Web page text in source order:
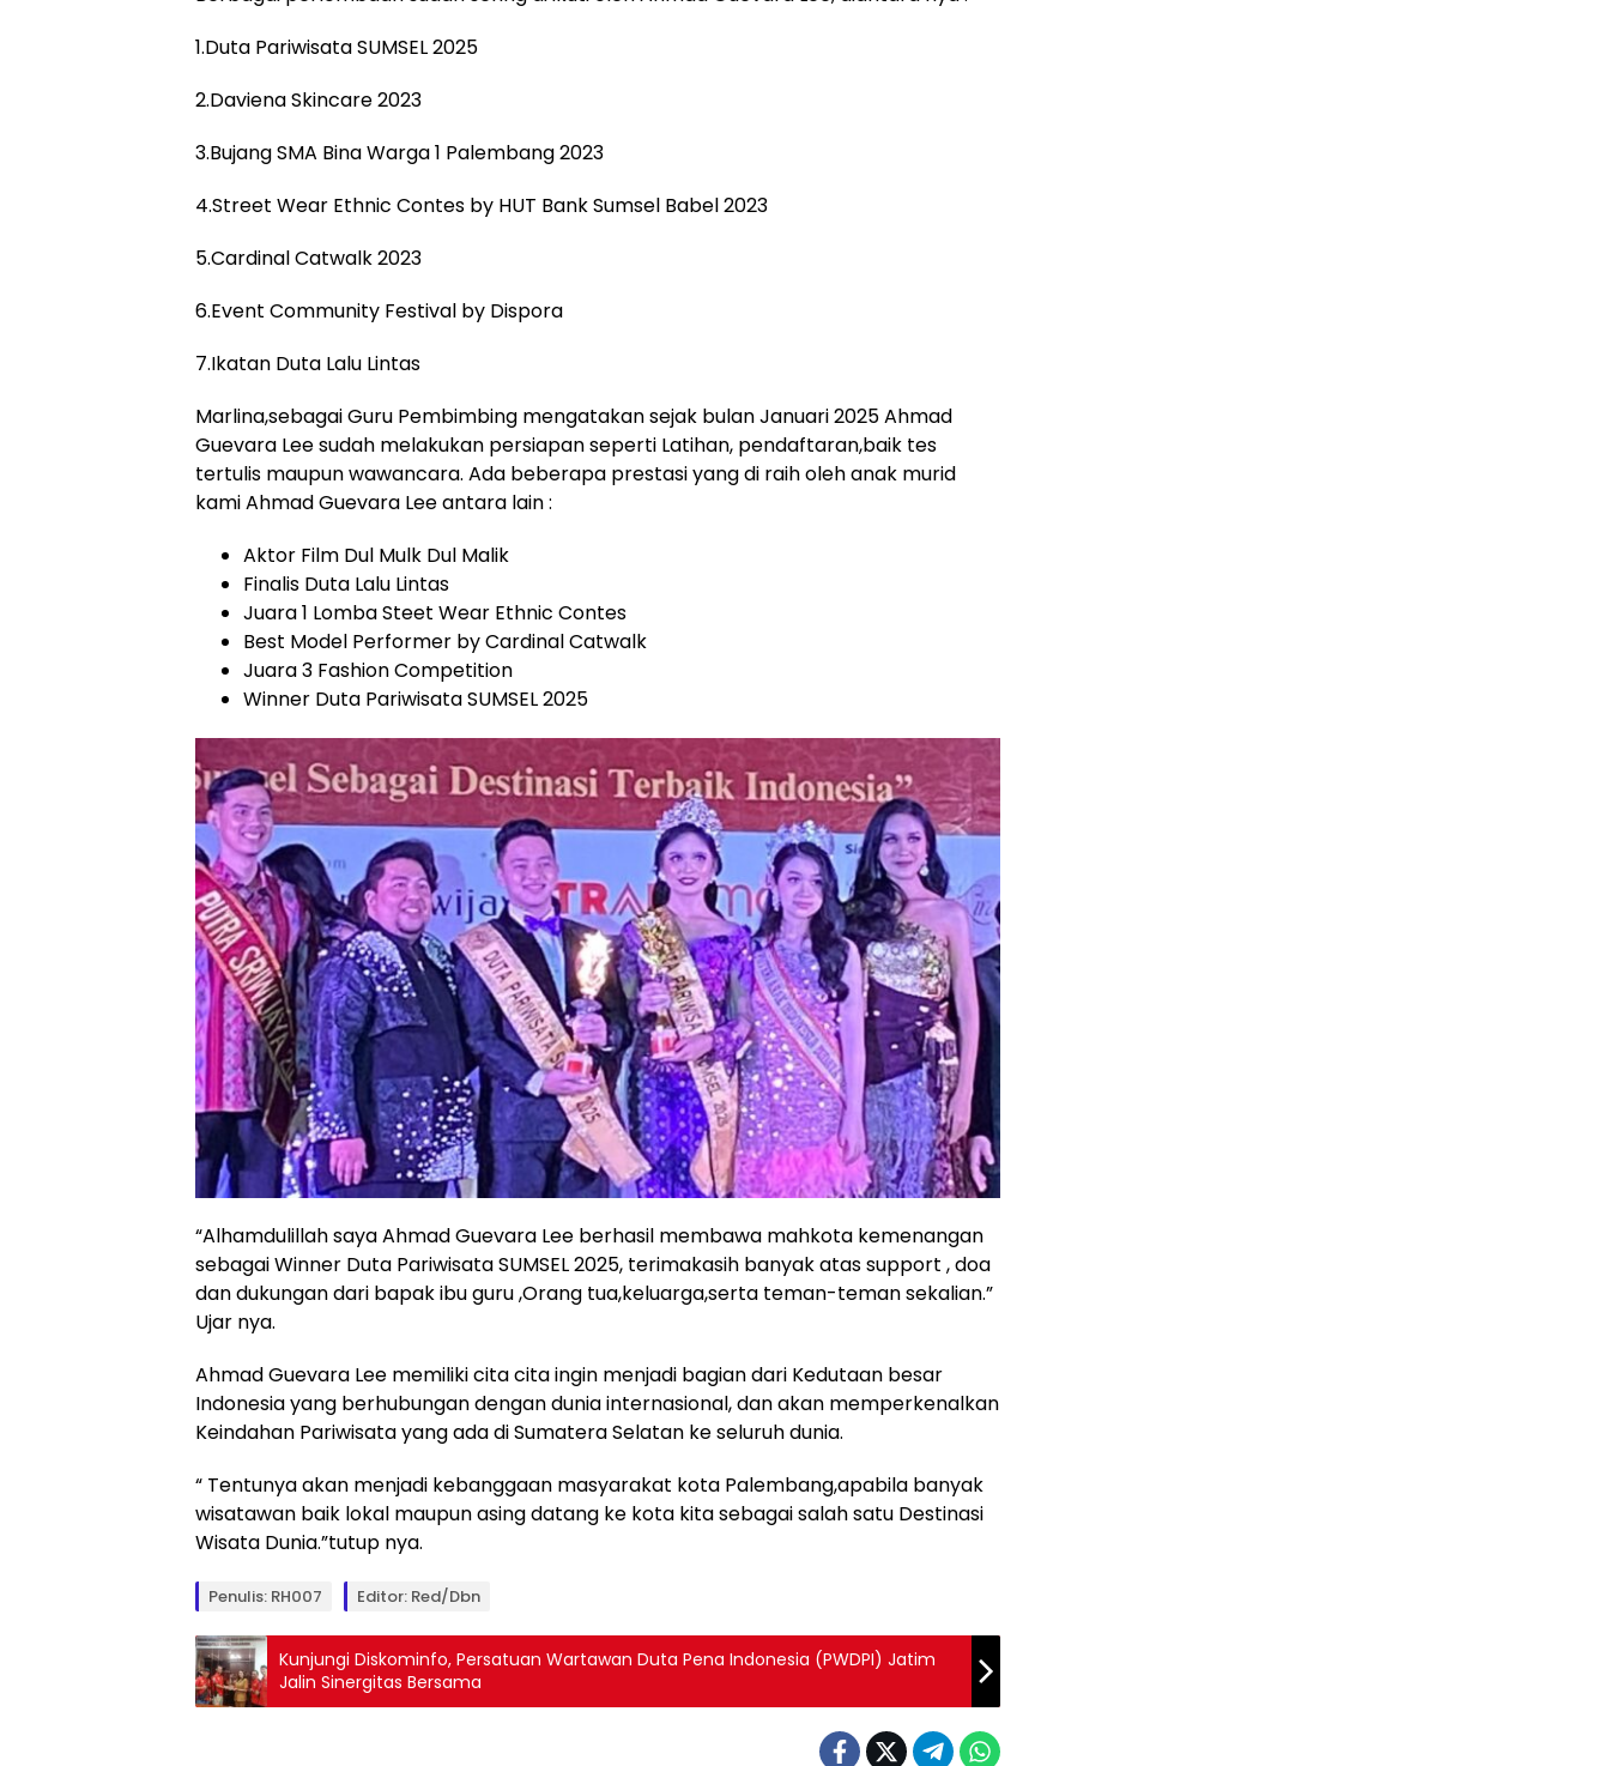
1.Duta Pariwisata SUMSEL 2025
2.Daviena Skincare 2023
3.Bujang SMA Bina Warga 1 Palembang 2023
4.Street Wear Ethnic Contes by HUT Bank Sumsel Babel 2023
5.Cardinal Catwalk 2023
6.Event Community Festival by Dispora
7.Ikatan Duta Lalu Lintas
Marlina,sebagai Guru Pembimbing mengatakan sejak bulan Januari 2025 Ahmad
Guevara Lee sudah melakukan persiapan seperti Latihan, pendaftaran,baik tes
tertulis maupun wawancara. Ada beberapa prestasi yang di raih oleh anak murid
kami Ahmad Guevara Lee antara lain :
Aktor Film Dul Mulk Dul Malik
Finalis Duta Lalu Lintas
Juara 1 Lomba Steet Wear Ethnic Contes
Best Model Performer by Cardinal Catwalk
Juara 3 Fashion Competition
Winner Duta Pariwisata SUMSEL 2025
“Alhamdulillah saya Ahmad Guevara Lee berhasil membawa mahkota kemenangan
sebagai Winner Duta Pariwisata SUMSEL 2025, terimakasih banyak atas support , doa
dan dukungan dari bapak ibu guru ,Orang tua,keluarga,serta teman-teman sekalian.”
Ujar nya.
Ahmad Guevara Lee memiliki cita cita ingin menjadi bagian dari Kedutaan besar
Indonesia yang berhubungan dengan dunia internasional, dan akan memperkenalkan
Keindahan Pariwisata yang ada di Sumatera Selatan ke seluruh dunia.
“ Tentunya akan menjadi kebanggaan masyarakat kota Palembang,apabila banyak
wisatawan baik lokal maupun asing datang ke kota kita sebagai salah satu Destinasi
Wisata Dunia.”tutup nya.
Penulis: RH007 Editor: Red/dbn
Kunjungi Diskominfo, Persatuan Wartawan Duta Pena Indonesia (PWDPI) Jatim
Jalin Sinergitas Bersama